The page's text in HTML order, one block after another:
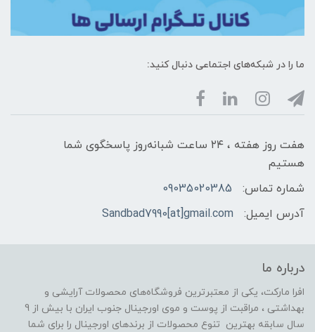
ما را در شبکه‌های اجتماعی دنبال کنید:
هفت روز هفته ، ۲۴ ساعت شبانه‌روز پاسخگوی شما
هستیم
شماره تماس:
09035020385
آدرس ایمیل:
Sandbad7990[at]gmail.com
درباره ما
افرا مارکت، یکی از معتبرترین فروشگاه‌های محصولات آرایشی و
بهداشتی ، مراقبت از پوست و موی اورجینال جنوب ایران با بیش از 9
سال سابقه بهترین تنوع محصولات از برندهای اورجینال را برای شما